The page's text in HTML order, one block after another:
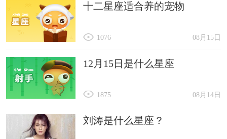
十二星座适合养的宠物
08月15日
1076
12月15日是什么星座
08月14日
1875
刘涛是什么星座？